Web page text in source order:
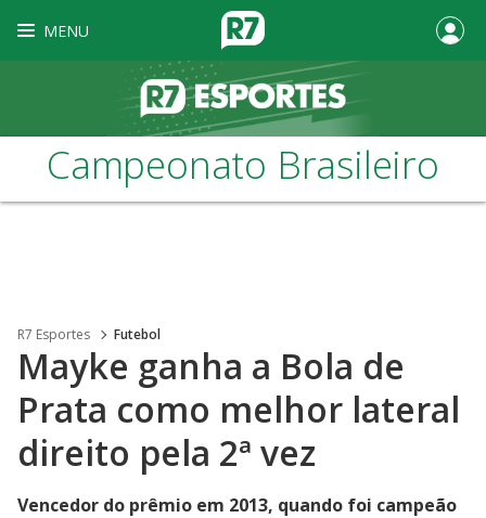
MENU
Campeonato Brasileiro
R7 Esportes Futebol
Mayke ganha a Bola de
Prata como melhor lateral
direito pela 2ª vez
Vencedor do prêmio em 2013, quando foi campeão